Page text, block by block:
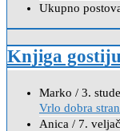
Ukupno
Knjiga
Marko / 3.
Vrlo dobra
Anica / 7.